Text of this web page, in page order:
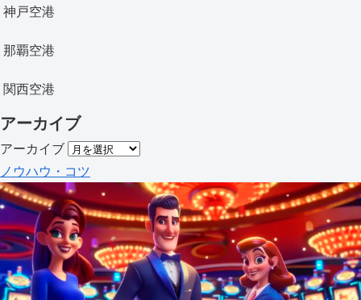
神戸空港
那覇空港
関西空港
アーカイブ
アーカイブ
ノウハウ・コツ